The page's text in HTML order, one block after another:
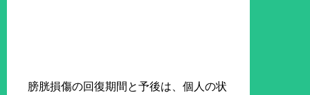
膀胱損傷の回復期間と予後は、個人の状